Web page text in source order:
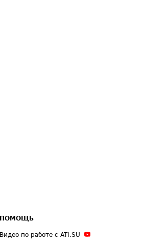
ПОМОЩЬ
Видео по работе с ATI.SU